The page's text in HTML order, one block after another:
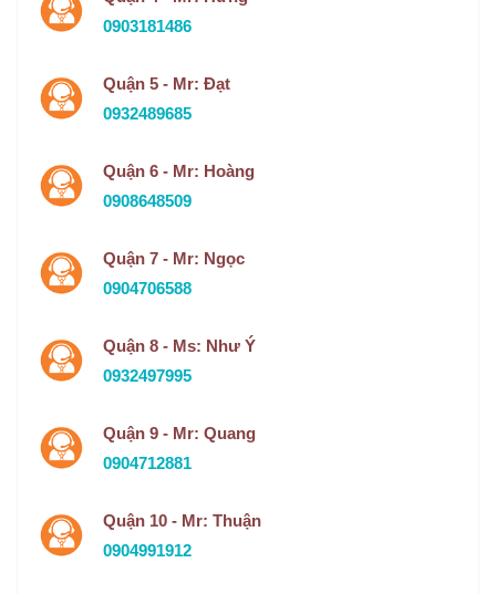
0903181486
Quận 5 - Mr: Đạt
0932489685
Quận 6 - Mr: Hoàng
0908648509
Quận 7 - Mr: Ngọc
0904706588
Quận 8 - Ms: Như Ý
0932497995
Quận 9 - Mr: Quang
0904712881
Quận 10 - Mr: Thuận
0904991912